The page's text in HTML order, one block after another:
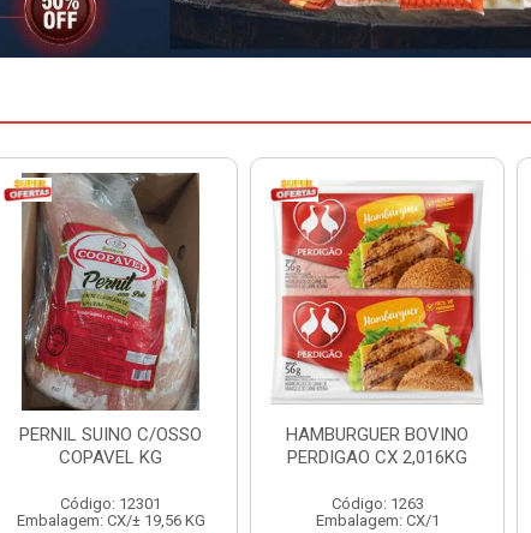
HAMBURGUER BOVINO
PERDIGAO CX 2,016KG
Código: 1263
Embalagem: CX/1
MARGARINA DELINE
CAIXA 24X250G
Código: 12886
Embalagem: CX/1